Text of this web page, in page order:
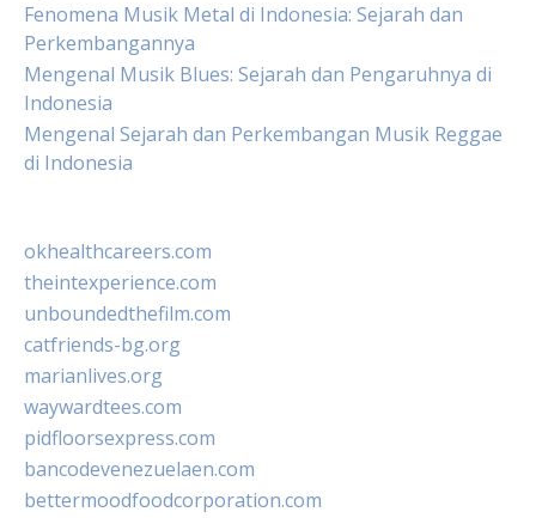
Fenomena Musik Metal di Indonesia: Sejarah dan
Perkembangannya
Mengenal Musik Blues: Sejarah dan Pengaruhnya di
Indonesia
Mengenal Sejarah dan Perkembangan Musik Reggae
di Indonesia
okhealthcareers.com
theintexperience.com
unboundedthefilm.com
catfriends-bg.org
marianlives.org
waywardtees.com
pidfloorsexpress.com
bancodevenezuelaen.com
bettermoodfoodcorporation.com